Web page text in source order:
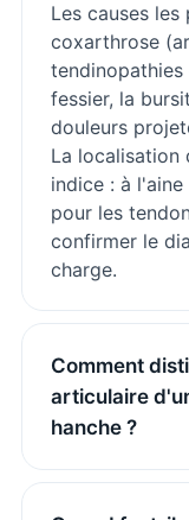
Les causes
coxarthrose
fessier, la
douleurs
La localisation
indice : à
pour les
confirmer le
charge.
Comment
articulaire
hanche ?